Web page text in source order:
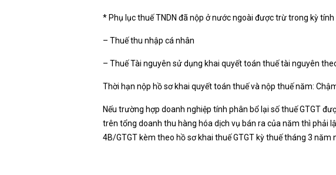
* Phụ lục thuế TNDN đã nộp ở nước ngoài được trừ trong kỳ
– Thuế thu nhập cá nhân
– Thuế Tài nguyên sử dụng khai quyết toán thuế tài nguyên
Thời hạn nộp hồ sơ khai quyết toán thuế và nộp thuế năm:
Nếu trường hợp doanh nghiệp tính phân bổ lại số thuế GTGT
trên tổng doanh thu hàng hóa dịch vụ bán ra của năm thì phải
4B/GTGT kèm theo hồ sơ khai thuế GTGT kỳ thuế tháng 3